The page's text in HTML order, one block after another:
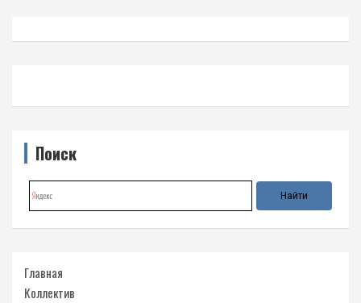
Поиск
Главная
Коллектив